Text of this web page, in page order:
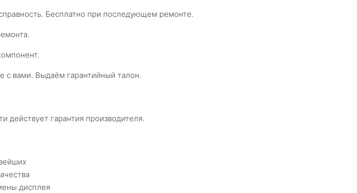
Бесплатно при последующем ремонте.
с вами. Выдаём гарантийный талон.
действует гарантия производителя.
дисплея